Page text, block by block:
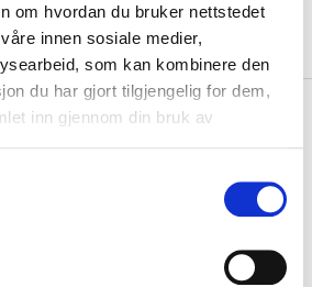
om hvordan du bruker nettstedet
innen sosiale medier,
som kan kombinere den
du har gjort tilgjengelig for dem,
inn gjennom din bruk av
your local store within 2 hours!